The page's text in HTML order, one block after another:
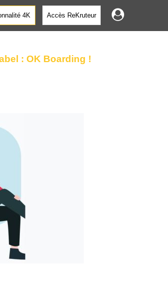
4K Accès ReKruteur
: OK Boarding !